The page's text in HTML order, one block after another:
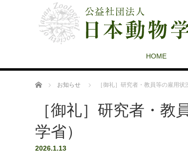
HOME
ホーム お知らせ ［御礼］研究者・教員等の雇用状
［御礼］研究者・
学省）
2026.1.13